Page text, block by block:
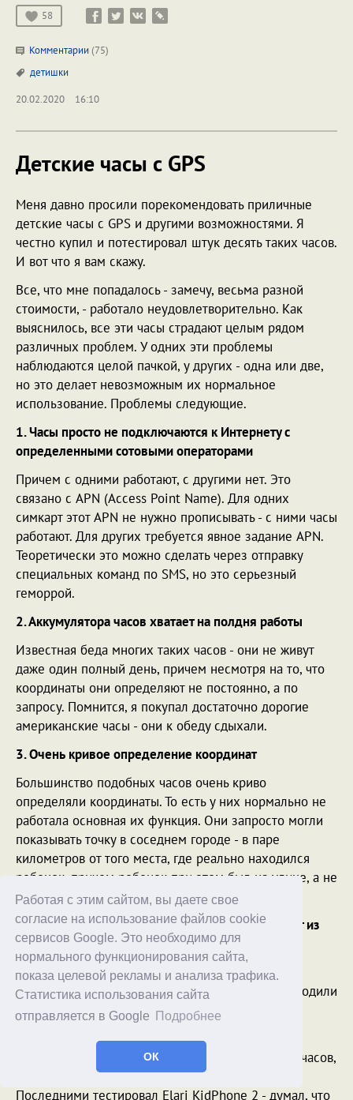
Работая с этим сайтом, вы даете свое
согласие на использование файлов cookie
сервисов Google. Это необходимо для
нормального функционирования сайта,
показа целевой рекламы и анализа трафика.
Статистика использования сайта
отправляется в Google
Подробнее
ОК
58
Комментарии (75)
детишки
20.02.2020
16:10
Детские часы с GPS
Меня давно просили порекомендовать приличные
детские часы с GPS и другими возможностями. Я
честно купил и потестировал штук десять таких часов.
И вот что я вам скажу.
Все, что мне попадалось - замечу, весьма разной
стоимости, - работало неудовлетворительно. Как
выяснилось, все эти часы страдают целым рядом
различных проблем. У одних эти проблемы
наблюдаются целой пачкой, у других - одна или две,
но это делает невозможным их нормальное
использование. Проблемы следующие.
1. Часы просто не подключаются к Интернету с
определенными сотовыми операторами
Причем с одними работают, с другими нет. Это
связано с APN (Access Point Name). Для одних
симкарт этот APN не нужно прописывать - с ними часы
работают. Для других требуется явное задание APN.
Теоретически это можно сделать через отправку
специальных команд по SMS, но это серьезный
геморрой.
2. Аккумулятора часов хватает на полдня работы
Известная беда многих таких часов - они не живут
даже один полный день, причем несмотря на то, что
координаты они определяют не постоянно, а по
запросу. Помнится, я покупал достаточно дорогие
американские часы - они к обеду сдыхали.
3. Очень кривое определение координат
Большинство подобных часов очень криво
определяли координаты. То есть у них нормально не
работала основная их функция. Они запросто могли
показывать точку в соседнем городе - в паре
километров от того места, где реально находился
ребенок, причем ребенок при этом был на улице, а не
в помещении.
4. Они очень плохого качества и быстро выходят из
строя
Те из часов, которые более или менее прилично
работали (обзор одних таких часов я писал
) выходили
из строя максимум за месяц. Они очень низкого
Я сейчас даже не могу перечислить все модели часов,
которые тестировал - я не помню их названия.
Последними тестировал Elari KidPhone 2 - думал, что